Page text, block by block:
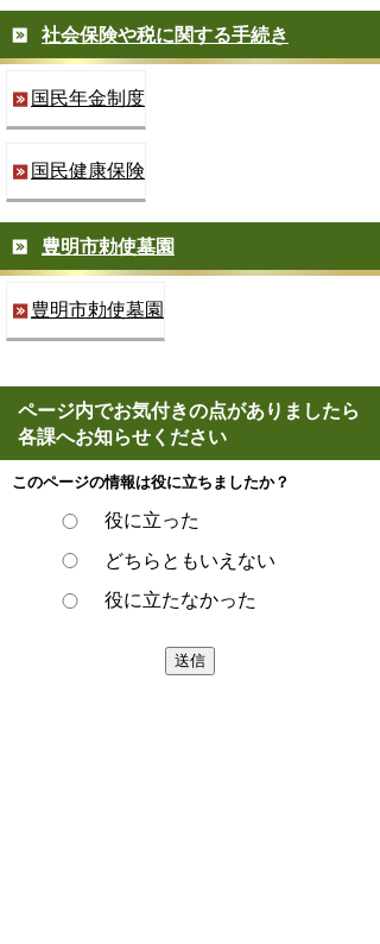
社会保険や税に関する手続き
国民年金制度
国民健康保険
豊明市勅使墓園
豊明市勅使墓園
ページ内でお気付きの点がありましたら
各課へお知らせください
このページの情報は役に立ちましたか？
役に立った
どちらともいえない
役に立たなかった